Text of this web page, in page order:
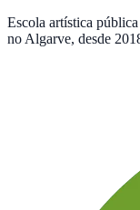
Escola artística
no Algarve, desde